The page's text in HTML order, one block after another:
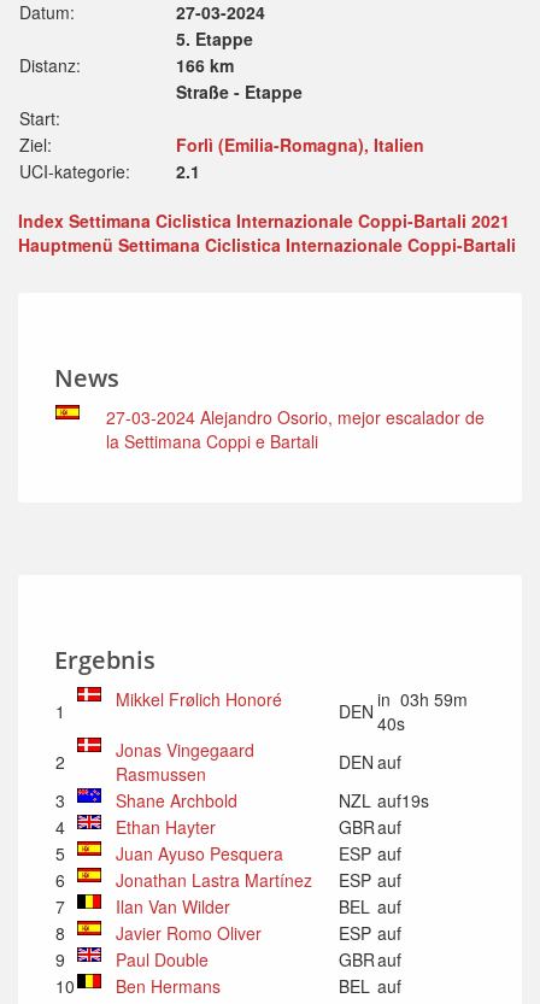
Datum:
27-03-2024
5. Etappe
Distanz:
166 km
Straße - Etappe
Start:
Ziel:
Forlì (Emilia-Romagna), Italien
UCI-kategorie:
2.1
Index Settimana Ciclistica Internazionale Coppi-Bartali 2021
Hauptmenü Settimana Ciclistica Internazionale Coppi-Bartali
News
27-03-2024 Alejandro Osorio, mejor escalador de
la Settimana Coppi e Bartali
Ergebnis
1 Mikkel Frølich Honoré DEN in 03h 59m
40s
2
Jonas Vingegaard
Rasmussen
DEN auf
3
Shane Archbold NZL auf19s
4
Ethan Hayter GBRauf
5
Juan Ayuso Pesquera ESP auf
6
Jonathan Lastra Martínez ESP auf
7
Ilan Van Wilder BEL auf
8
Javier Romo Oliver ESP auf
9
Paul Double GBRauf
10
Ben Hermans BEL auf